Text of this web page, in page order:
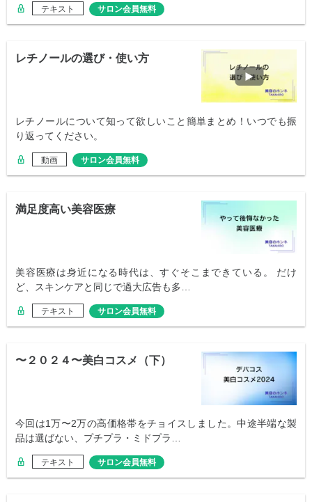
テキスト サロン会員無料
レチノールの選び・使い方
レチノールについて知って欲しいこと簡単まとめ！いつでも振
り返ってください。
動画 サロン会員無料
満足度高い美容医療
美容医療は身近になる時代は、すぐそこまできている。 だけ
ど、スキンケアと同じで過大広告も多…
テキスト サロン会員無料
〜２０２４〜美白コスメ（下）
今回は1万〜2万の高価格帯をチョイスしました。中途半端な製
品は選ばない、プチプラ・ミドプラ…
テキスト サロン会員無料